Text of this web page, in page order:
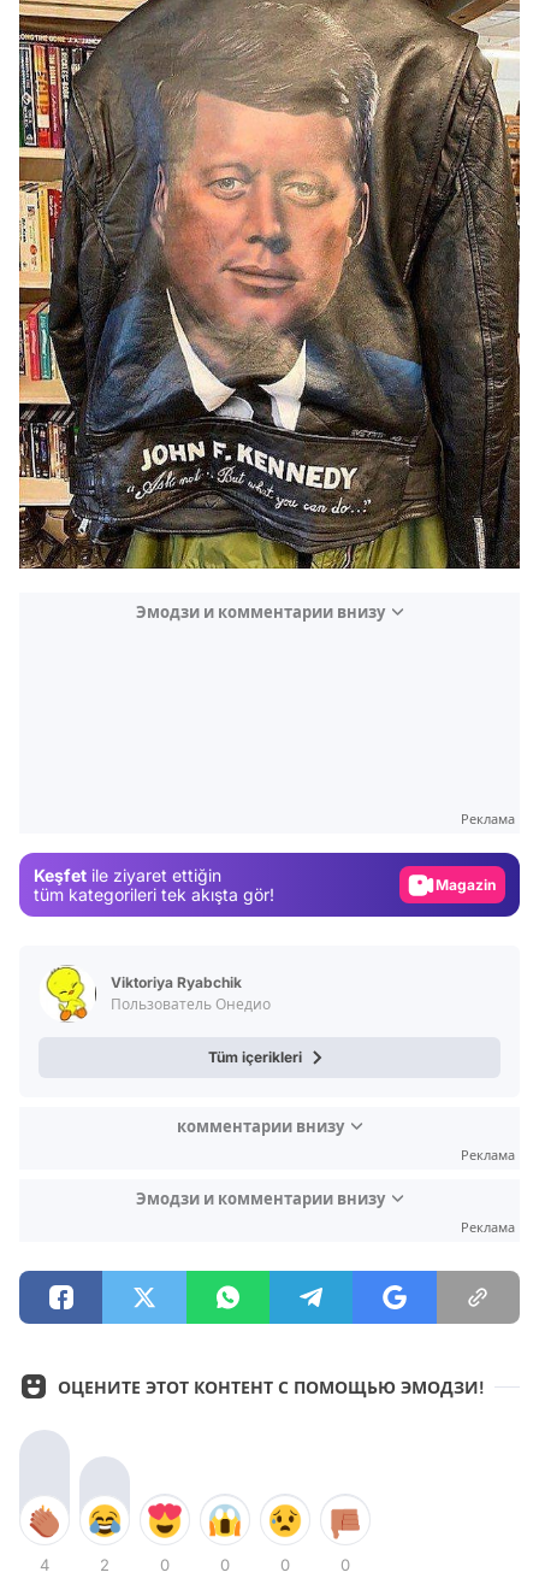
Эмодзи и комментарии внизу
Реклама
Keşfet ile ziyaret ettiğin
tüm kategorileri tek akışta gör!
Video
Viktoriya Ryabchik
Пользователь Онедио
Tüm içerikleri
комментарии внизу
Реклама
Эмодзи и комментарии внизу
Реклама
ОЦЕНИТЕ ЭТОТ КОНТЕНТ С ПОМОЩЬЮ ЭМОДЗИ!
4 2 0 0 0 0